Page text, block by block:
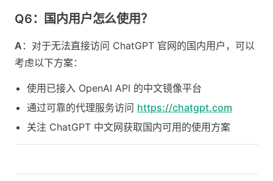
Q6：国内用户怎么使用？
A ：对于无法直接访问 ChatGPT 官网的国内用户，可以
考虑以下方案：
使用已接入 OpenAI API 的中文镜像平台
通过可靠的代理服务访问 https://chatgpt.com
关注 ChatGPT 中文网获取国内可用的使用方案